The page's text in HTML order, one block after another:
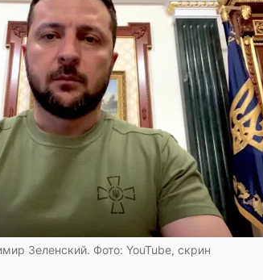
Зеленский. Фото: YouTube, скрин